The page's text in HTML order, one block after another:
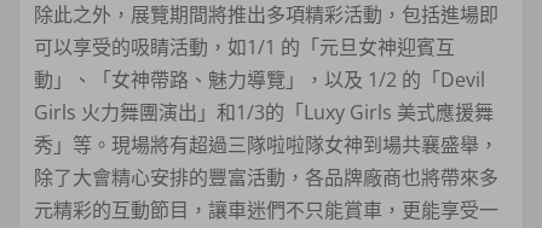
除此之外，展覽期間將推出多項精彩活動，包括進場即
可以享受的吸睛活動，如1/1 的「元旦女神迎賓互
動」、「女神帶路、魅力導覽」，以及 1/2 的「Devil
Girls 火力舞團演出」和1/3的「Luxy Girls 美式應援舞
秀」等。現場將有超過三隊啦啦隊女神到場共襄盛舉，
除了大會精心安排的豐富活動，各品牌廠商也將帶來多
元精彩的互動節目，讓車迷們不只能賞車，更能享受一